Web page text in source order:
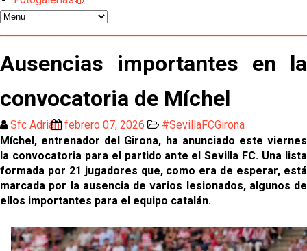
gestión de un inválido Consejo
Atlético y Getafe agitan el mercado de LaLiga
Luis García Plaza: No sufrir ya es un paso adelante
El Sevilla FC plantea ampliar hasta cinco fichajes
más antes del cierre
contrato con el Genoa
Ausencias importantes en la
convocatoria de Míchel
Sfc Adrián febrero 07, 2026
#SevillaFCGirona
Míchel, entrenador del Girona, ha anunciado este viernes
la convocatoria para el partido ante el Sevilla FC. Una lista
formada por 21 jugadores que, como era de esperar, está
marcada por la ausencia de varios lesionados, algunos de
ellos importantes para el equipo catalán.